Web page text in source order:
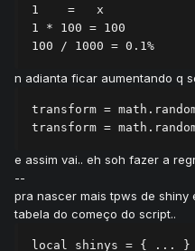
1    =   x
1 * 100 = 100
n adianta ficar aumentando q
transform =
e assim vai.. eh soh fazer a
--
pra nascer mais tpws de shiny
tabela do começo do script..
local shinys = { ... }